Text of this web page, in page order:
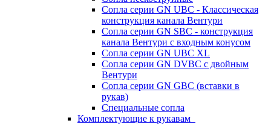
Сопла серии GN UBC - Классическая
конструкция канала Вентури
Сопла серии GN SBC - конструкция
канала Вентури c входным конусом
Сопла серии GN UBC XL
Сопла серии GN DVBC с двойным
Вентури
Сопла серии GN GBC (вставки в
рукав)
Специальные сопла
Комплектующие к рукавам